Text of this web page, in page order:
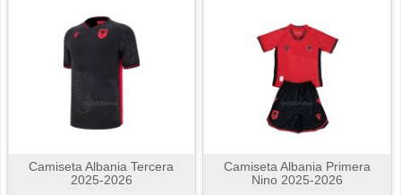
Camiseta Albania Tercera
2025-2026
Camiseta Albania Primera
Nino 2025-2026